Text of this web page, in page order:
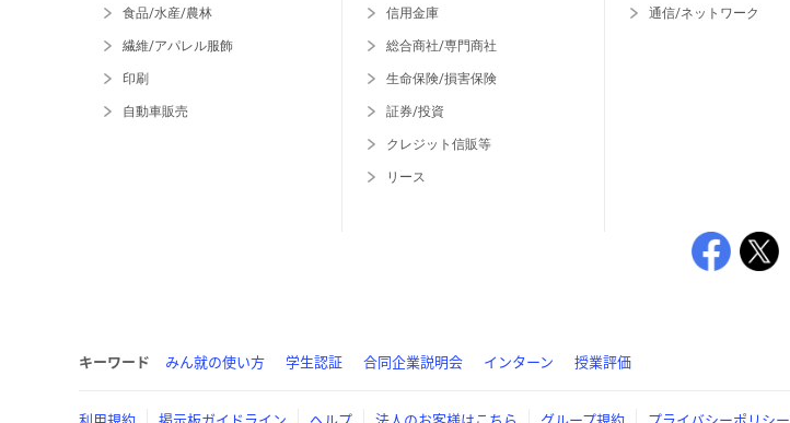
食品/水産/農林
繊維/アパレル服飾
印刷
自動車販売
信用金庫
総合商社/専門商社
生命保険/損害保険
証券/投資
クレジット信販等
リース
通信/ネットワーク
キーワード みん就の使い方 学生認証 合同企業説明会 インターン 授業評価